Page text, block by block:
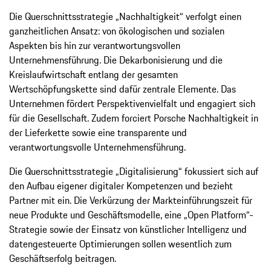
Die Querschnittsstrategie „Nachhaltigkeit“ verfolgt einen
ganzheitlichen Ansatz: von ökologischen und sozialen
Aspekten bis hin zur verantwortungsvollen
Unternehmensführung. Die Dekarbonisierung und die
Kreislaufwirtschaft entlang der gesamten
Wertschöpfungskette sind dafür zentrale Elemente. Das
Unternehmen fördert Perspektivenvielfalt und engagiert sich
für die Gesellschaft. Zudem forciert Porsche Nachhaltigkeit in
der Lieferkette sowie eine transparente und
verantwortungsvolle Unternehmensführung.
Die Querschnittsstrategie „Digitalisierung“ fokussiert sich auf
den Aufbau eigener digitaler Kompetenzen und bezieht
Partner mit ein. Die Verkürzung der Markteinführungszeit für
neue Produkte und Geschäftsmodelle, eine „Open Platform“-
Strategie sowie der Einsatz von künstlicher Intelligenz und
datengesteuerte Optimierungen sollen wesentlich zum
Geschäftserfolg beitragen.